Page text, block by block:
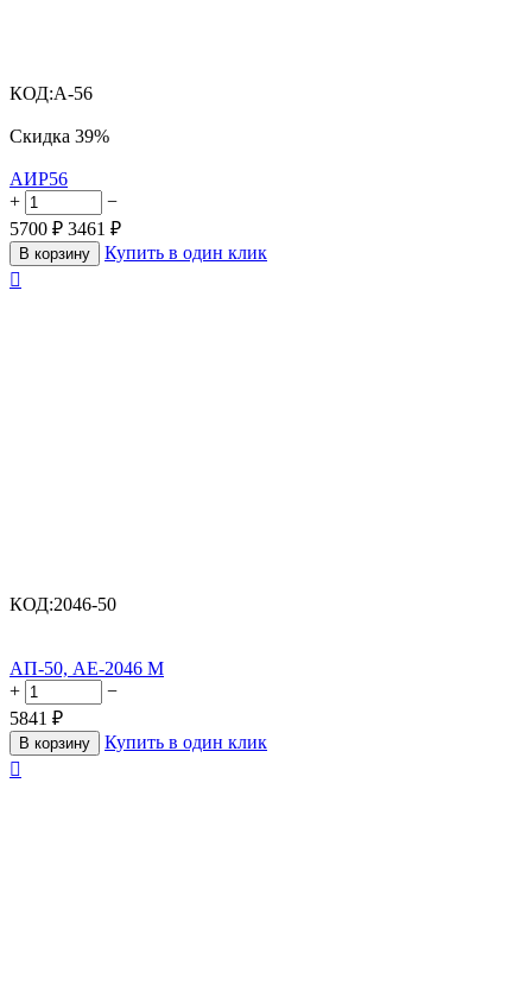
КОД:A-56
Скидка 39%
АИР56
+
−
5700 ₽ 3461 ₽
В корзину
Купить в один клик

КОД:2046-50
АП-50, АЕ-2046 М
+
−
5841 ₽
В корзину
Купить в один клик
